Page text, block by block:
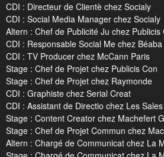
CDI : Directeur de Clientè chez Socialy
CDI : Social Media Manager chez Socialy
Altern : Chef de Publicité Ju chez Publicis
CDI : Responsable Social Me chez Béaba
CDI : TV Producer chez McCann Paris
Stage : Chef de Projet chez Publicis Con
Stage : Chef de Projet chez Raymonde
CDI : Graphiste chez Serial Creat
CDI : Assistant de Directio chez Les
Stage : Content Creator chez Machefert
Stage : Chef de Projet Commun chez
Altern : Chargé de Communicat chez La